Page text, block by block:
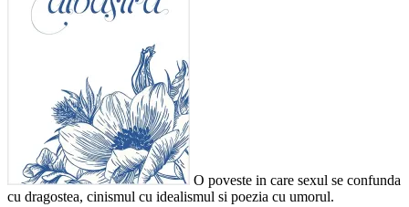
O poveste in care sexul se confunda
cu dragostea, cinismul cu idealismul si poezia cu umorul.